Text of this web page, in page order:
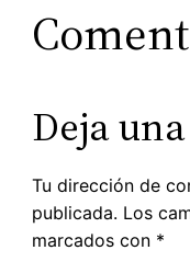
Deja
Tu dirección de
publicada. Los
marcados con *